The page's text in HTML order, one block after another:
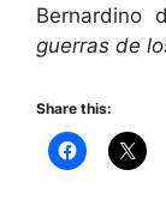
Bernardino
guerras de
Share this: